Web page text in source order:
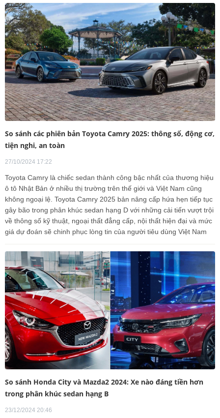
So sánh các phiên bản Toyota Camry 2025: thông số, động cơ,
tiện nghi, an toàn
27/10/2024 17:22
Toyota Camry là chiếc sedan thành công bậc nhất của thương hiệu
ô tô Nhật Bản ở nhiều thị trường trên thế giới và Việt Nam cũng
không ngoại lệ. Toyota Camry 2025 bản nâng cấp hứa hẹn tiếp tục
gây bão trong phân khúc sedan hạng D với những cải tiến vượt trội
về thông số kỹ thuật, ngoại thất đẳng cấp, nội thất hiện đại và mức
giá dự đoán sẽ chinh phục lòng tin của người tiêu dùng Việt Nam
So sánh Honda City và Mazda2 2024: Xe nào đáng tiền hơn
trong phân khúc sedan hạng B
23/12/2024 20:46